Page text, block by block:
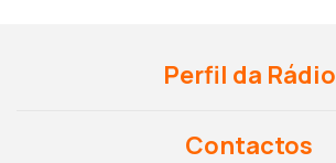
Perfil da Rádio
Contactos